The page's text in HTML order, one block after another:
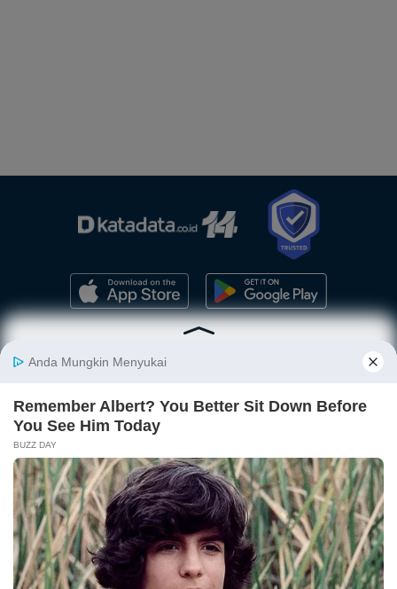
Nasional
Internasional
Energi
Makro
Bursa
Korporasi
Startup
Profil
Ekonomi
Hijau
Energi Baru
Ekonomi
Sirkular
Investasi
Hijau
Jurnalisme
Data
Infografik
Analisis
Cek Data
In-Depth &
Opini
Telaah
Opini
Wawancara
Laporan
Khusus
Video
News
Wawancara
Katalogue
Foto
Podcast